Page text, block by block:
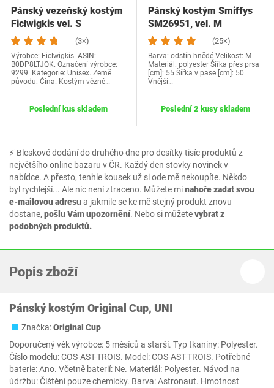
⚡ Bleskové dodání do druhého dne pro desítky tisíc produktů z
největšího online bazaru v ČR. Každý den stovky novinek v
nabídce. A přesto, tenhle kousek už si ode mě nekoupíte. Někdo
byl rychlejší... Ale nic není ztraceno. Můžete minahoře zadat svou
e-mailovou adresua jakmile se ke mě stejný produkt znovu
dostane, pošlu Vám upozornění. Nebo si můžetevybrat z
podobných produktů.
Pánský vezeňský kostým
Ficlwigkis vel. S
(3×)
Výrobce: Ficlwigkis. ASIN:
B0DP8LTJQK. Označení výrobce:
9299. Kategorie: Unisex. Země
původu: Čína. Kostým vězně…
Poslední kus skladem
Pánský kostým Smiffys
SM26951, vel. M
(25×)
Barva: odstín hnědé Velikost: M
Materiál: polyester Šířka přes prsa
[cm]: 55 Šířka v pase [cm]: 50
Vnější…
Poslední 2 kusy skladem
Popis zboží
Pánský kostým Original Cup, UNI
Značka:Original Cup
Doporučený věk výrobce: ‎5 měsíců a starší. Typ tkaniny: Polyester.
Číslo modelu: ‎COS-AST-TROIS. Model: ‎COS-AST-TROIS. Potřebné
baterie: Ano. Včetně baterií: Ne. Materiál: Polyester. Návod na
údržbu: Čištění pouze chemicky. Barva: Astronaut. Hmotnost